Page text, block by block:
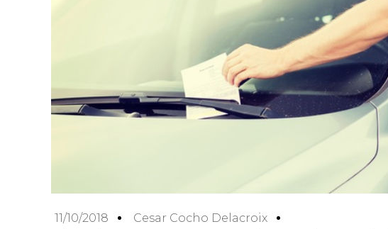
11/10/2018
Cesar Cocho Delacroix